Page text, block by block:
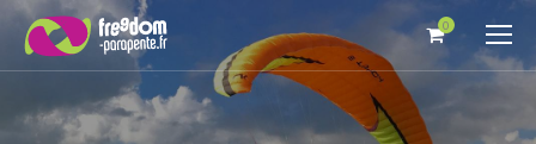
0
Panneau de gestion des cookies